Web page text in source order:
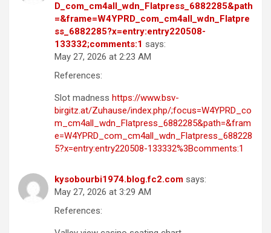
D_com_cm4all_wdn_Flatpress_6882285&path
=&frame=W4YPRD_com_cm4all_wdn_Flatpre
ss_6882285?x=entry:entry220508-
133332;comments:1 says:
May 27, 2026 at 2:23 AM
References:
Slot madness https://www.bsv-
birgitz.at/Zuhause/index.php/;focus=W4YPRD_co
m_cm4all_wdn_Flatpress_6882285&path=&fram
e=W4YPRD_com_cm4all_wdn_Flatpress_688228
5?x=entry:entry220508-133332%3Bcomments:1
kysobourbi1974.blog.fc2.com says:
May 27, 2026 at 3:29 AM
References: